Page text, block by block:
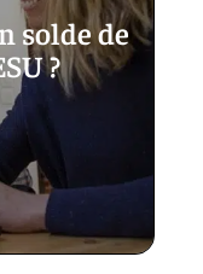
solde de
?